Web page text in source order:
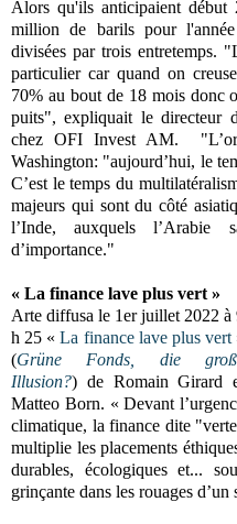
Alors qu'ils anticipaient début
million de barils pour
divisées par trois entretemps.
particulier car quand on
70% au bout de 18 mois donc
puits", expliquait le directeur
chez OFI Invest AM.
Washington: "aujourd’hui, le
C’est le temps du
majeurs qui sont du côté
l’Inde, auxquels l’Arabie
d’importance."
« La finance lave plus vert »
Arte diffusa le 1er juillet 2022 à
h 25 «La finance lave plus vert
(Grüne Fonds, die
Illusion?) de Romain Girard
Matteo Born. « Devant
climatique, la finance dite
multiplie les placements
durables, écologiques et...
grinçante dans les rouages